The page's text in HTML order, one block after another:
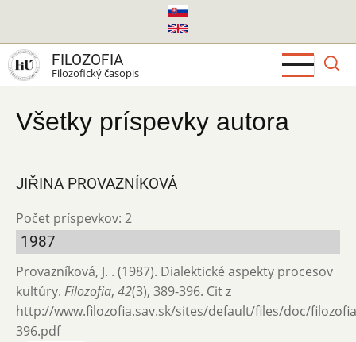
hlavný
obsah
FILOZOFIA
Filozofický časopis
Všetky príspevky autora
JIŘINA PROVAZNÍKOVÁ
Počet príspevkov: 2
1987
Provazníková, J. . (1987). Dialektické aspekty procesov
kultúry. Filozofia, 42(3), 389-396. Cit z
http://www.filozofia.sav.sk/sites/default/files/doc/
396.pdf